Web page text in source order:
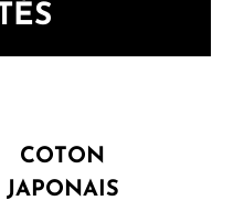
COTON
JAPONAIS